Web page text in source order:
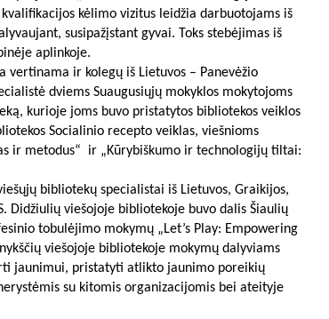
kėlimo vizitus leidžia darbuotojams iš
susipažįstant gyvai. Toks stebėjimas iš
aplinkoje.
vertinama ir kolegų iš Lietuvos – Panevėžio
dviems Suaugusiųjų mokyklos mokytojoms
kurioje joms buvo pristatytos bibliotekos veiklos
Socialinio recepto veiklas, viešnioms
ir metodus“ ir „Kūrybiškumo ir technologijų tiltai:
bibliotekų specialistai iš Lietuvos, Graikijos,
Didžiulių viešojoje bibliotekoje buvo dalis Šiaulių
tobulėjimo mokymų „Let’s Play: Empowering
viešojoje bibliotekoje mokymų dalyviams
jaunimui, pristatyti atlikto jaunimo poreikių
su kitomis organizacijomis bei ateityje